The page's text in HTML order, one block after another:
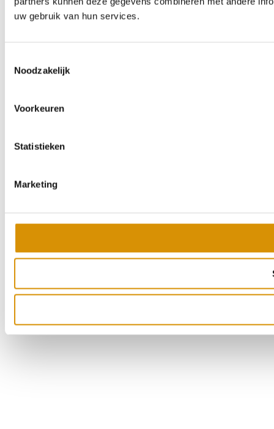
uw gebruik van hun services.
Noodzakelijk
Voorkeuren
Statistieken
Marketing